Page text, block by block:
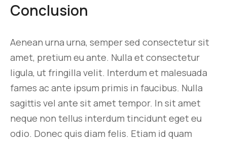
Conclusion
Aenean urna urna, semper sed consectetur sit
amet, pretium eu ante. Nulla et consectetur
ligula, ut fringilla velit. Interdum et malesuada
fames ac ante ipsum primis in faucibus. Nulla
sagittis vel ante sit amet tempor. In sit amet
neque non tellus interdum tincidunt eget eu
odio. Donec quis diam felis. Etiam id quam